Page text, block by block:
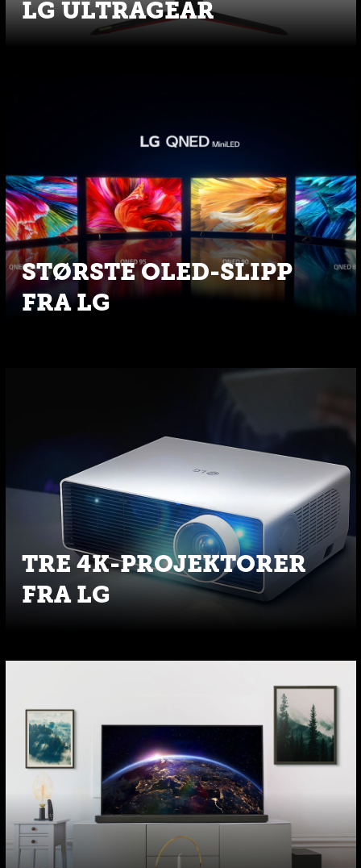
LG ULTRAGEAR
STØRSTE OLED-SLIPP
FRA LG
TRE 4K-PROJEKTORER
FRA LG